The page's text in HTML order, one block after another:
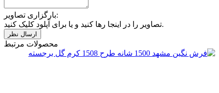
بارگزاری تصاویر:
تصاویر را در اینجا رها کنید و یا برای آپلود کلیک کنید.
محصولات مرتبط